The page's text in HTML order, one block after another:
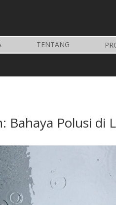
TENTANG
Bahaya Polusi di